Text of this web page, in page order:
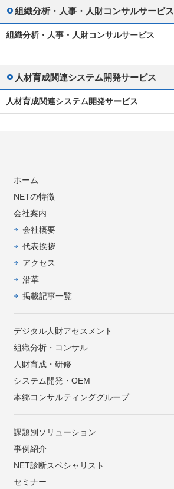
組織分析・人事・人財コンサルサービス
組織分析・人事・人財コンサルサービス
人材育成関連システム開発サービス
人材育成関連システム開発サービス
ホーム
NETの特徴
会社案内
会社概要
代表挨拶
アクセス
沿革
掲載記事一覧
デジタル人財アセスメント
組織分析・コンサル
人財育成・研修
システム開発・OEM
本郷コンサルティンググループ
課題別ソリューション
事例紹介
NET診断スペシャリスト
セミナー